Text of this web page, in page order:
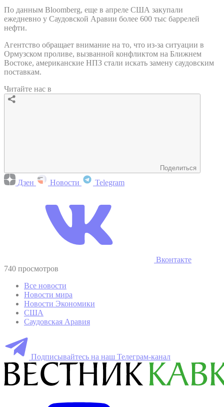
По данным Bloomberg, еще в апреле США закупали
ежедневно у Саудовской Аравии более 600 тыс баррелей
нефти.
Агентство обращает внимание на то, что из-за ситуации в
Ормузском проливе, вызванной конфликтом на Ближнем
Востоке, американские НПЗ стали искать замену саудовским
поставкам.
Читайте нас в
Поделиться
Дзен Новости Telegram
Вконтакте
740 просмотров
Все новости
Новости мира
Новости Экономики
США
Саудовская Аравия
Подписывайтесь на наш Телеграм-канал